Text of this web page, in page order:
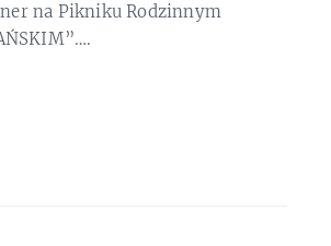
na Pikniku Rodzinnym